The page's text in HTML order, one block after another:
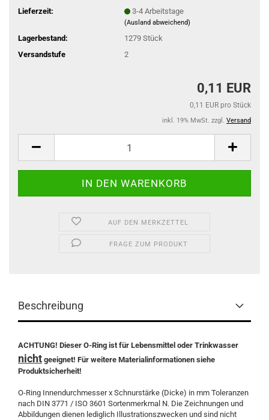
Lieferzeit:
3-4 Arbeitstage
(Ausland abweichend)
Lagerbestand: 1279 Stück
Versandstufe
2
0,11 EUR
0,11 EUR pro Stück
inkl. 19% MwSt. zzgl. Versand
AUF DEN MERKZETTEL
FRAGE ZUM PRODUKT
Beschreibung
ACHTUNG! Dieser O-Ring ist für Lebensmittel oder Trinkwasser
nicht geeignet! Für weitere Materialinformationen siehe
Produktsicherheit!
O-Ring Innendurchmesser x Schnurstärke (Dicke) in mm Toleranzen
nach DIN 3771 / ISO 3601 Sortenmerkmal N. Die Zeichnungen und
Abbildungen dienen lediglich Illustrationszwecken und sind nicht